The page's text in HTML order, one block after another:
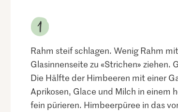
Rahm steif schlagen. Wenig Rahm
Glasinnenseite zu «Strichen» ziehen.
Die Hälfte der Himbeeren mit einer
Aprikosen, Glace und Milch in einem
fein pürieren. Himbeerpüree in das